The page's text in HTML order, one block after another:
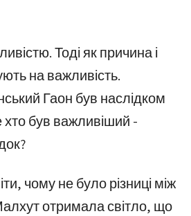
Тоді як причина і
на важливість.
Гаон був наслідком
хто був важливіший -
чому не було різниці між
отримала світло, що